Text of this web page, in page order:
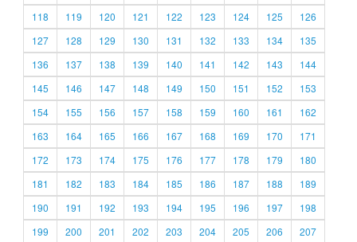
118
119 120 121 122 123 124 125
126
127
128 129 130 131 132 133 134
135
136
137 138 139 140 141 142 143
144
145
146 147 148 149 150 151 152
153
154
155 156 157 158 159 160 161
162
163
164 165 166 167 168 169 170
171
172
173 174 175 176 177 178 179
180
181
182 183 184 185 186 187 188
189
190
191 192 193 194 195 196 197
198
199
200 201 202 203 204 205 206
207